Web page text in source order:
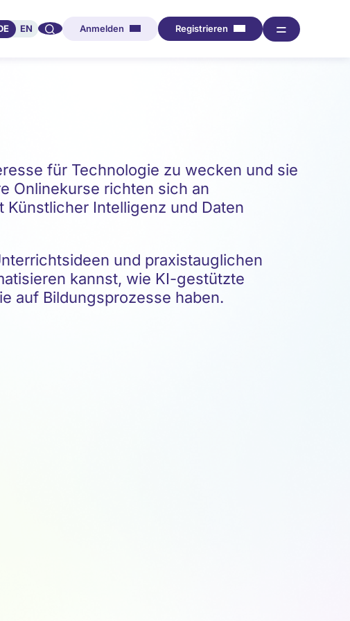
EN 🔍︎︎ Anmelden Registrieren ═
für Technologie zu wecken und sie
Onlinekurse richten sich an
Künstlicher Intelligenz und Daten
und praxistauglichen
kannst, wie KI-gestützte
auf Bildungsprozesse haben.